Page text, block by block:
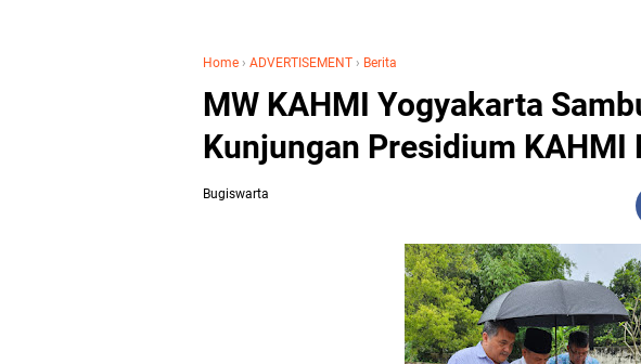
Home › ADVERTISEMENT › Berita
MW KAHMI Yogyakarta
Kunjungan Presidium KAHMI
Bugiswarta